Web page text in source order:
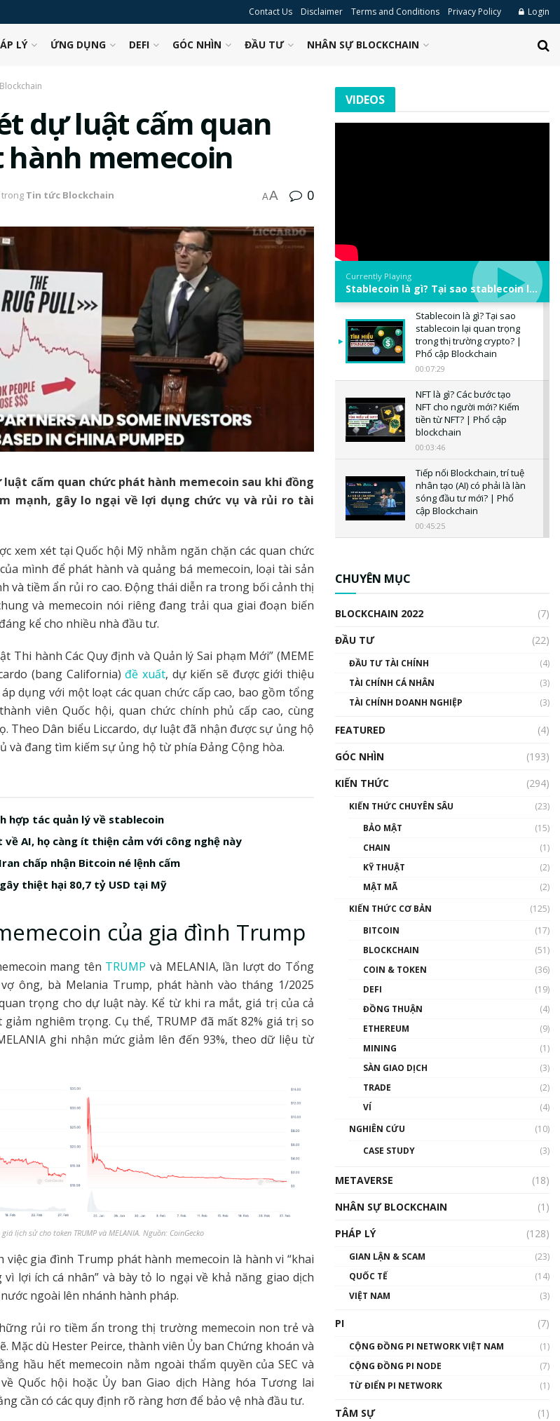
Contact Us Disclaimer Terms and Conditions Privacy Policy Login
LÝ ỨNG DỤNG DEFI GÓC NHÌN ĐẦU TƯ NHÂN SỰ BLOCKCHAIN
dự luật cấm quan
memecoin
trong Tin tức Blockchain AA 0
cấm quan chức phát hành memecoin sau khi đồng
mạnh, gây lo ngại về lợi dụng chức vụ và rủi ro tài
xem xét tại Quốc hội Mỹ nhằm ngăn chặn các quan chức
mình để phát hành và quảng bá memecoin, loại tài sản
và tiềm ẩn rủi ro cao. Động thái diễn ra trong bối cảnh thị
và memecoin nói riêng đang trải qua giai đoạn biến
kể cho nhiều nhà đầu tư.
Thi hành Các Quy định và Quản lý Sai phạm Mới” (MEME
(bang California) đề xuất, dự kiến sẽ được giới thiệu
dụng với một loạt các quan chức cấp cao, bao gồm tổng
viên Quốc hội, quan chức chính phủ cấp cao, cùng
Theo Dân biểu Liccardo, dự luật đã nhận được sự ủng hộ
và đang tìm kiếm sự ủng hộ từ phía Đảng Cộng hòa.
hợp tác quản lý về stablecoin
AI, họ càng ít thiện cảm với công nghệ này
chấp nhận Bitcoin né lệnh cấm
thiệt hại 80,7 tỷ USD tại Mỹ
của gia đình Trump
mang tên TRUMPvà MELANIA, lần lượt do Tổng
ông, bà Melania Trump, phát hành vào tháng 1/2025
trọng cho dự luật này. Kể từ khi ra mắt, giá trị của cả
nghiêm trọng. Cụ thể, TRUMP đã mất 82% giá trị so
ghi nhận mức giảm lên đến 93%, theo dữ liệu từ
lịch sử cho token TRUMP và MELANIA. Nguồn: CoinGecko
việc gia đình Trump phát hành memecoin là hành vi “khai
lợi ích cá nhân” và bày tỏ lo ngại về khả năng giao dịch
ngoài lên nhánh hành pháp.
rủi ro tiềm ẩn trong thị trường memecoin non trẻ và
Mặc dù Hester Peirce, thành viên Ủy ban Chứng khoán và
hầu hết memecoin nằm ngoài thẩm quyền của SEC và
Quốc hội hoặc Ủy ban Giao dịch Hàng hóa Tương lai
cần có các quy định rõ ràng hơn để bảo vệ nhà đầu tư.
VIDEOS
Currently Playing
Stablecoin là gì? Tại sao stablecoin lại quan trọng trong thị trường crypto? | Phổ cập Blockchain
Stablecoin là gì? Tại sao
stablecoin lại quan trọng
trong thị trường crypto? |
Phổ cập Blockchain
00:07:29
NFT là gì? Các bước tạo
NFT cho người mới? Kiếm
tiền từ NFT? | Phổ cập
blockchain
00:03:46
Tiếp nối Blockchain, trí tuệ
nhân tạo (AI) có phải là làn
sóng đầu tư mới? | Phổ
cập Blockchain
00:45:25
uptrend trong năm 2023? |
Phổ cập Blockchain
00:02:14
Nhìn lại năm 2022: Những
nhân vật ảnh hưởng nhất
hệ sinh thái tiền mã hoá |
Blockchain
Nhân sự tương lại ngành
Blockchain Việt Nam | Phổ
cập Blockchain
Blockchain đang được ứng
01:34:46
01:32:59
Talkshow17: Mùa đông
Crypto – Chiếc khăn gió ấm
CHUYÊN MỤC
BLOCKCHAIN 2022
(7)
ĐẦU TƯ
(22)
ĐẦU TƯ TÀI CHÍNH
(4)
TÀI CHÍNH CÁ NHÂN
(3)
TÀI CHÍNH DOANH NGHIỆP
(3)
FEATURED
(4)
GÓC NHÌN
(193)
KIẾN THỨC
(294)
KIẾN THỨC CHUYÊN SÂU
(23)
BẢO MẬT
(15)
CHAIN
(1)
KỸ THUẬT
(2)
MẬT MÃ
(2)
KIẾN THỨC CƠ BẢN
(125)
BITCOIN
(17)
BLOCKCHAIN
(51)
COIN & TOKEN
(36)
DEFI
(19)
ĐỒNG THUẬN
(4)
ETHEREUM
(9)
MINING
(1)
SÀN GIAO DỊCH
(3)
TRADE
(2)
VÍ
(4)
NGHIÊN CỨU
(10)
CASE STUDY
(3)
METAVERSE
(18)
NHÂN SỰ BLOCKCHAIN
(1)
PHÁP LÝ
(128)
GIAN LẬN & SCAM
(23)
QUỐC TẾ
(14)
VIỆT NAM
(3)
PI (7)
CỘNG ĐỒNG PI NETWORK VIỆT NAM
(1)
CỘNG ĐỒNG PI NODE
(7)
TỪ ĐIỂN PI NETWORK
(1)
TÂM SỰ
(1)